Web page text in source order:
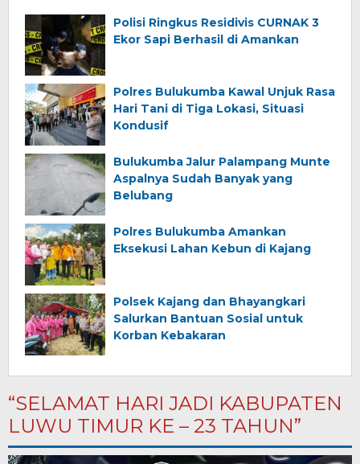
Polisi Ringkus Residivis CURNAK 3
Ekor Sapi Berhasil di Amankan
Polres Bulukumba Kawal Unjuk Rasa
Hari Tani di Tiga Lokasi, Situasi
Kondusif
Bulukumba Jalur Palampang Munte
Aspalnya Sudah Banyak yang
Belubang
Polres Bulukumba Amankan
Eksekusi Lahan Kebun di Kajang
Polsek Kajang dan Bhayangkari
Salurkan Bantuan Sosial untuk
Korban Kebakaran
“SELAMAT HARI JADI KABUPATEN
LUWU TIMUR KE – 23 TAHUN”